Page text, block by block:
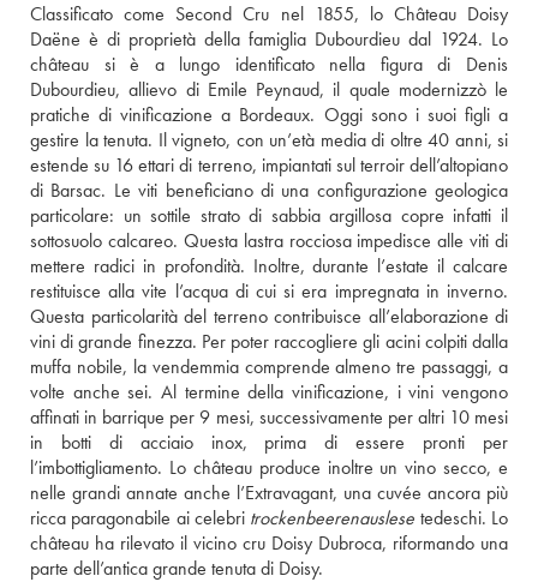
Classificato come Second Cru nel 1855, lo Château Doisy
Daëne è di proprietà della famiglia Dubourdieu dal 1924. Lo
château si è a lungo identificato nella figura di Denis
Dubourdieu, allievo di Emile Peynaud, il quale modernizzò le
pratiche di vinificazione a Bordeaux. Oggi sono i suoi figli a
gestire la tenuta. Il vigneto, con un’età media di oltre 40 anni, si
estende su 16 ettari di terreno, impiantati sul terroir dell’altopiano
di Barsac. Le viti beneficiano di una configurazione geologica
particolare: un sottile strato di sabbia argillosa copre infatti il
sottosuolo calcareo. Questa lastra rocciosa impedisce alle viti di
mettere radici in profondità. Inoltre, durante l’estate il calcare
restituisce alla vite l’acqua di cui si era impregnata in inverno.
Questa particolarità del terreno contribuisce all’elaborazione di
vini di grande finezza. Per poter raccogliere gli acini colpiti dalla
muffa nobile, la vendemmia comprende almeno tre passaggi, a
volte anche sei. Al termine della vinificazione, i vini vengono
affinati in barrique per 9 mesi, successivamente per altri 10 mesi
in botti di acciaio inox, prima di essere pronti per
l’imbottigliamento. Lo château produce inoltre un vino secco, e
nelle grandi annate anche l’Extravagant, una cuvée ancora più
ricca paragonabile ai celebri trockenbeerenauslese tedeschi. Lo
château ha rilevato il vicino cru Doisy Dubroca, riformando una
parte dell’antica grande tenuta di Doisy.